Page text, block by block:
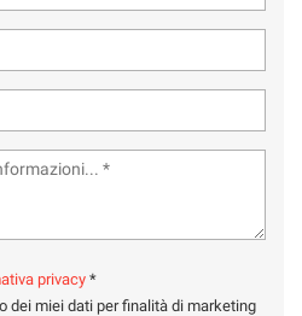
privacy *
dei miei dati per finalità di marketing